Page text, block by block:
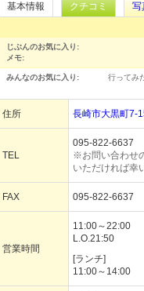
基本情報 クチコミ
写
じぶんのお気に入り:
メモ:
みんなのお気に入り: 行ってみ
住所 長崎市大黒町7-
TEL
095-822-6637
※お問い合わせ
いただければ幸
FAX 095-822-6637
営業時間
11:00～22:00
L.O.21:50
[ランチ]
11:00～14:00